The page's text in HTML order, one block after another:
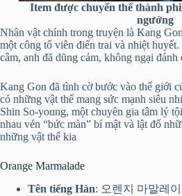
Item được chuyển thể thành
ngưởng
Nhân vật chính trong truyện là Kang
một công tố viên điển trai và nhiệt
câm, anh đã dũng cảm, không ngại đánh
Kang Gon đã tình cờ bước vào thế giới
có những vật thể mang sức mạnh siêu
Shin So-young, một chuyên gia tâm lý
nhau vén “bức màn” bí mật và lật đổ
những vật thể kia
Orange Marmalade
Tên tiếng Hàn: 오렌지 마말레